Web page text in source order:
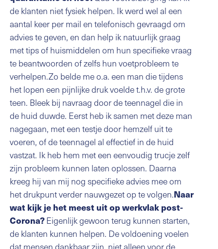
de klanten niet fysiek helpen. Ik werd wel al een
aantal keer per mail en telefonisch gevraagd om
advies te geven, en dan help ik natuurlijk graag
met tips of huismiddelen om hun specifieke vraag
te beantwoorden of zelfs hun voetprobleem te
verhelpen.Zo belde me o.a. een man die tijdens
het lopen een pijnlijke druk voelde t.h.v. de grote
teen. Bleek bij navraag door de teennagel die in
de huid duwde. Eerst heb ik samen met deze man
nagegaan, met een testje door hemzelf uit te
voeren, of de teennagel al effectief in de huid
vastzat. Ik heb hem met een eenvoudig trucje zelf
zijn probleem kunnen laten oplossen. Daarna
kreeg hij van mij nog specifieke advies mee om
het drukpunt verder nauwgezet op te volgen.Naar
wat kijk je het meest uit op werkvlak post-
Corona?Eigenlijk gewoon terug kunnen starten,
de klanten kunnen helpen. De voldoening voelen
dat mensen dankbaar zijn, niet alleen voor de